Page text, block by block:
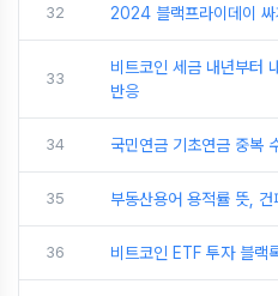
32 2024 블랙프라이데이
33
비트코인 세금 내년부터
반응
34 국민연금 기초연금 중복
35 부동산용어 용적률 뜻, 건
36 비트코인 ETF 투자 블랙